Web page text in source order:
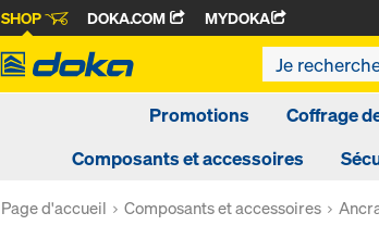
SHOP DOKA.COM MYDOKA
Promotions Coffrage
Composants et accessoires
Page d'accueil Composants et accessoires